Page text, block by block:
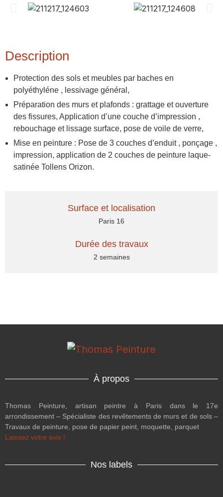
Description
Protection des sols et meubles par baches en
polyéthyléne , lessivage général,
Préparation des murs et plafonds : grattage et ouverture
des fissures, Application d’une couche d’impression ,
rebouchage et lissage surface, pose de voile de verre,
Mise en peinture : Pose de 3 couches d’enduit , ponçage ,
impression, application de 2 couches de peinture laque-
satinée Tollens Orizon.
Surface et localisation
Paris 16
Durée des travaux
2 semaines
À propos
Thomas Peinture, artisan peintre à Paris dans le 17e
arrondissement – Spécialiste des revêtements de murs et de sols –
Travaux de peinture, pose de papier peint, moquette, parquet
Laissez votre avis !
Nos labels